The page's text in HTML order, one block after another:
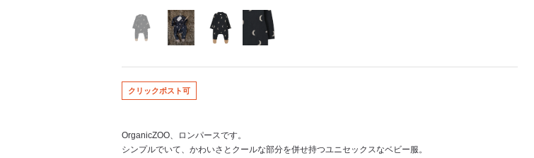
クリックポスト可
OrganicZOO、ロンパースです。
シンプルでいて、かわいさとクールな部分を併せ持つユニセックスなベビー服。